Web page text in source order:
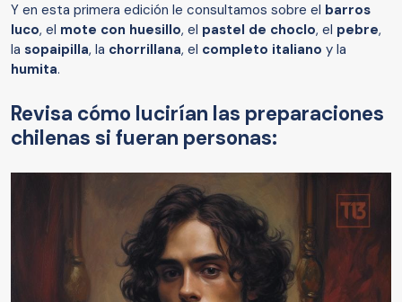
Y en esta primera edición le consultamos sobre el barros
luco, el mote con huesillo, el pastel de choclo, el pebre,
la sopaipilla, la chorrillana, el completo italiano y la
humita.
Revisa cómo lucirían las preparaciones
chilenas si fueran personas: